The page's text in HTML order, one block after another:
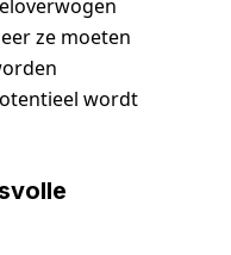
ze moeten
wordt